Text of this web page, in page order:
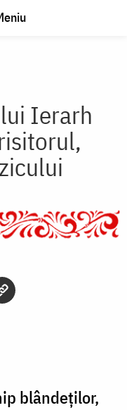
Ierarh
blândeţilor,